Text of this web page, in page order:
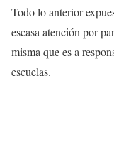
Todo lo anterior
escasa atención por
misma que es a
escuelas.